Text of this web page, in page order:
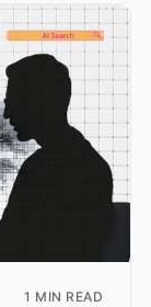
1 MIN READ